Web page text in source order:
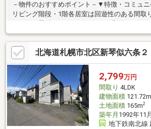
－物件のおすすめポイント－▼特徴・コミュ
リビング階段・1階各居室は回遊性のある間取
配置、家事動線良好・足を伸ばしてくつろげ
に洗面室・トイレを設置・駐車スペース2台
備・IHクッキングヒーター▼周辺環境・ジェ
琴似店 徒歩8分(約600m)・セイコーマート新
(約240m)■ ご希望の住まい探しをお手伝いしま
━━━━━・・・物件の詳細・ご相談はお気軽
ださい。
北海道札幌市北区新琴似六条２
2,799万円
間取り 4LDK
建物面積121.72m
土地面積165m2
築年月 1992年11
地下鉄南北線